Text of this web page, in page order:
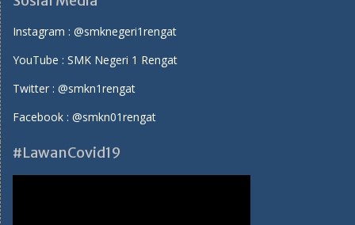
Instagram : @smknegeri1rengat
YouTube : SMK Negeri 1 Rengat
Twitter : @smkn1rengat
Facebook : @smkn01rengat
#LawanCovid19